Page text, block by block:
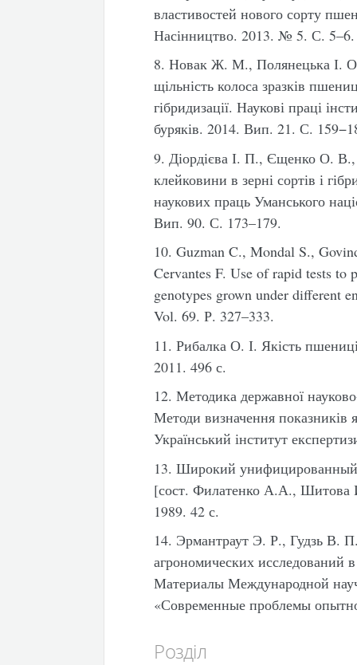
властивостей нового сорту
Насінництво. 2013. № 5. С. 5–6.
8. Новак Ж. М., Полянецька І.
щільність колоса зразків
гібридизації. Наукові праці
буряків. 2014. Вип. 21. С.
9. Діордієва І. П., Єщенко О.
клейковини в зерні сортів і
наукових праць Уманського
Вип. 90. С. 173–179.
10. Guzman C., Mondal S.,
Cervantes F. Use of rapid tests
genotypes grown under different
Vol. 69. Р. 327–333.
11. Рибалка О. І. Якість
2011. 496 с.
12. Методика державної
Методи визначення показників
Український інститут
13. Широкий
[сост. Филатенко А.А.,
1989. 42 с.
14. Эрмантраут Э. Р., Гудзь В.
агрономических исследований
Материалы Международной
«Современные проблемы
Розділ